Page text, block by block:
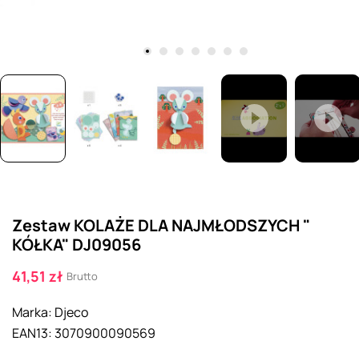
Zestaw KOLAŻE DLA NAJMŁODSZYCH "
KÓŁKA" DJ09056
41,51 zł Brutto
Marka: Djeco
EAN13:3070900090569